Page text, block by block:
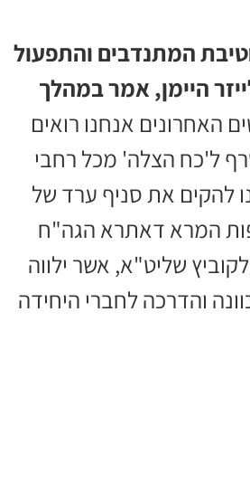
המתנדבים והתפעול
היימן, אמר במהלך
האחרונים אנחנו רואים
ל'כח הצלה' מכל רחבי
להקים את סניף ערד של
המרא דאתרא הגה"ח
שליט"א, אשר ילווה
והדרכה לחברי היחידה